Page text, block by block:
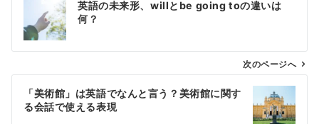
ビ
英語の未来形、willとbe going toの違いは
何？
次のページへ
「美術館」は英語でなんと言う？美術館に関す
る会話で使える表現